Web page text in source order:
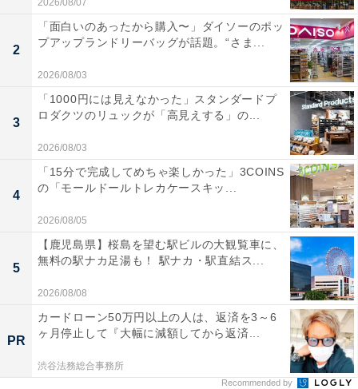
2026/08/07
2
「面白いのあったから購入〜」ダイソーのポッ
プアップランドリーバッグが話題。“さま...
2026/08/03
3
「1000円には見えなかった」スタンダードプ
ロダクツのリュックが「高見えする」の...
2026/08/03
4
「15分で完成してめちゃ楽しかった」3COINS
の「モールドールトレカケースキッ...
2026/08/05
5
【鹿児島県】桜島を望む駅ビルの大観覧車に、
無料の駅ナカ足湯も！ 駅ナカ・駅直結ス...
2026/08/08
PR
カードローン50万円以上の人は、返済を3～6
ヶ月停止して『大幅に減額してから返済...
渋谷法務総合事務所
Recommended by